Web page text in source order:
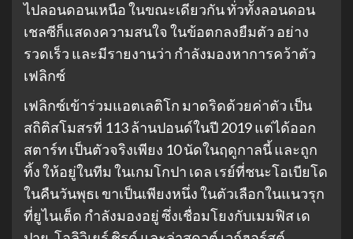
ไปลอนดอนเหนือ ในขณะเดียวกัน ทั่วทั้งลอนดอน
เชลซีก็แสดงความสนใจ ในข้อตกลงยืมตัว อย่าง
รวดเร็ว และมีรายงานว่า กำลังมองหาการคว้าตัว
เฟลิกซ์
เฟลิกซ์เข้าร่วมแอตเลติโก มาดริดด้วยค่าตัว เป็น
สถิติสโมสรที่ 113 ล้านปอนด์ในปี 2019 แต่ได้ออก
สตาร์ท เป็นตัวจริงเพียง 10 นัดในฤดูกาลนี้ และถูก
ทิ้ง ให้อยู่ในทีม ในเกมโกปา เดล เรย์ที่ชนะโอเบียโด
ในคืนวันพุธเ ขาเป็นเพียงหนึ่ง ในตัวเลือกในแนวรุก
ที่ยูไนเต็ด กำลังมองอยู่ ซึ่งเชื่อมโยงกับเมมฟิส เด